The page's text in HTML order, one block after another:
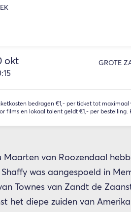
okt GROTE
bedragen €1,- per ticket tot
films en lokaal talent geldt €1,- per bestelling.
Maarten van Roozendaal
was aangespoeld in
Townes van Zandt de
het diepe zuiden van